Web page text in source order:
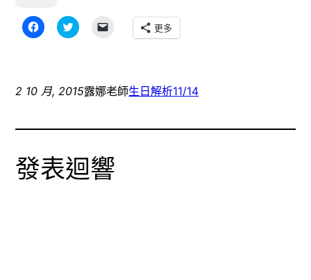
按
一
Facebook(在
新
開
分
享
中
開
子
郵
連
朋
友
(在
更多
2 10 月, 2015露娜老師生日解析11/14
發表迴響